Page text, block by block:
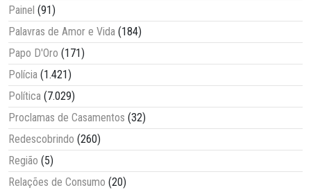
Painel (91)
Palavras de Amor e Vida (184)
Papo D'Oro (171)
Polícia (1.421)
Política (7.029)
Proclamas de Casamentos (32)
Redescobrindo (260)
Região (5)
Relações de Consumo (20)